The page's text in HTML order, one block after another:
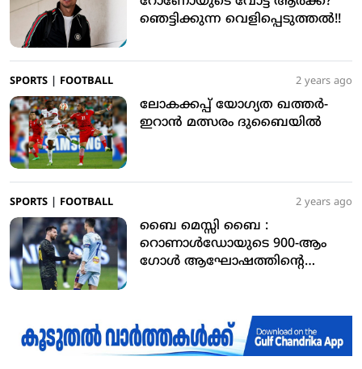
ഞെട്ടിക്കുന്ന വെളിപ്പെടുത്തല്‍!!
SPORTS FOOTBALL 2 years ago
ലോകക്കപ്പ് യോഗ്യത ഖത്തര്‍-
ഇറാന്‍ മത്സരം ദുബൈയില്‍
SPORTS FOOTBALL 2 years ago
ബൈ മെസ്സി ബൈ :
റൊണാള്‍ഡോയുടെ 900-ആം
ഗോള്‍ ആഘോഷത്തിന്റെ